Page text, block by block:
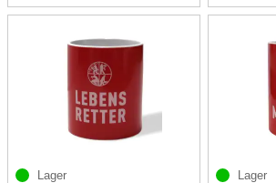
Lager Lager